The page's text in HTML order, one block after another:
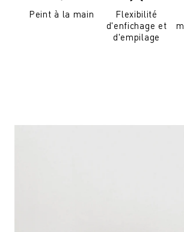
Peint à la main
Flexibilité
d'enfichage et
d'empilage